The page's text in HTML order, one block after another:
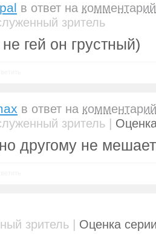
в ответ на комментарий
зритель
гей он грустный)
в ответ на комментарий
зритель |
другому не мешает
зритель | Оценка